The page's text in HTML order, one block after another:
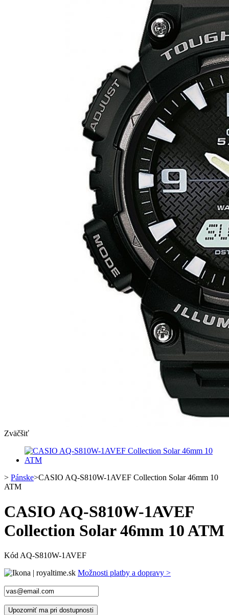
Zväčšiť
> Pánske>CASIO AQ-S810W-1AVEF Collection Solar 46mm 10
ATM
CASIO AQ-S810W-1AVEF
Collection Solar 46mm 10 ATM
KódAQ-S810W-1AVEF
Možnosti platby a dopravy >
Upozorniť ma pri dostupnosti